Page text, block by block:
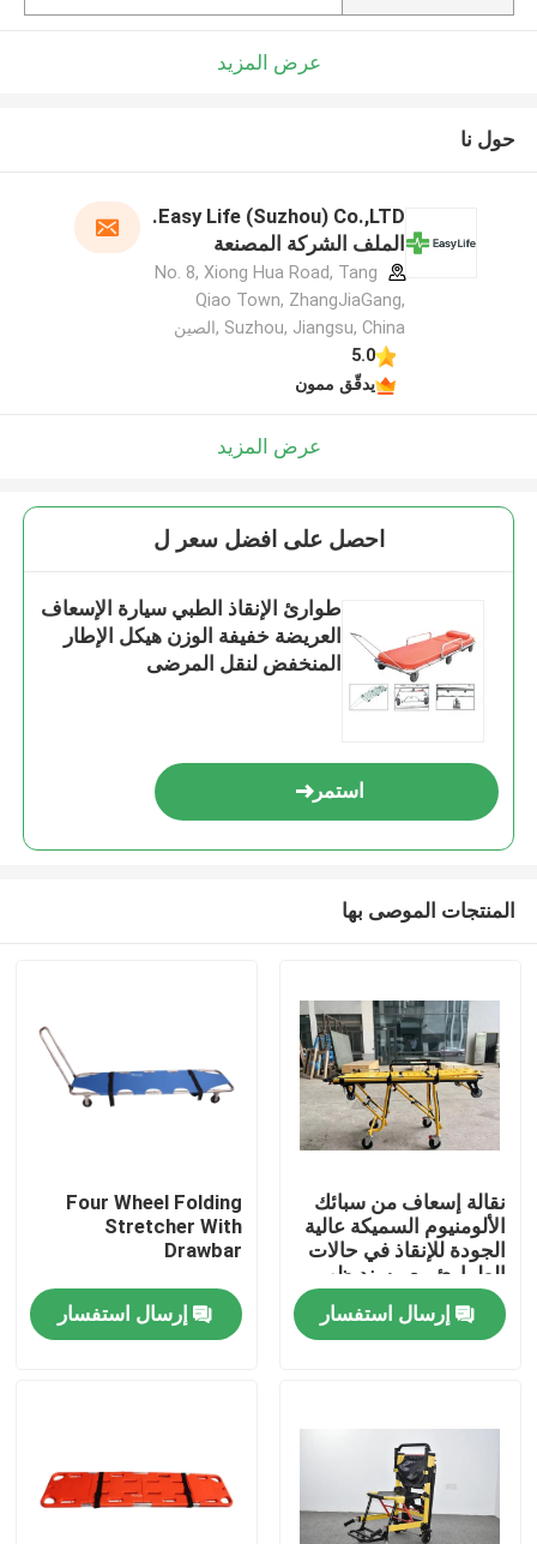
المنتجات
فيديوهات
عرض المزيد
حول نا
Easy Life (Suzhou) Co.,LTD.
الملف الشركة المصنعة
No. 8, Xiong Hua Road, Tang
Qiao Town, ZhangJiaGang,
Suzhou, Jiangsu, China ,الصين
5.0
يدقّق ممون
عرض المزيد
احصل على افضل سعر ل
طوارئ الإنقاذ الطبي سيارة الإسعاف
العريضة خفيفة الوزن هيكل الإطار
المنخفض لنقل المرضى
استمر
المنتجات الموصى بها
نقالة إسعاف من سبائك
الألومنيوم السميكة عالية
الجودة للإنقاذ في حالات
الطوارئ مع مسند ظهر
قابل للتعديل لارتفاعه
للاستخدام في
المستشفيات
إرسال استفسار
Four Wheel Folding
Stretcher With
Drawbar
إرسال استفسار